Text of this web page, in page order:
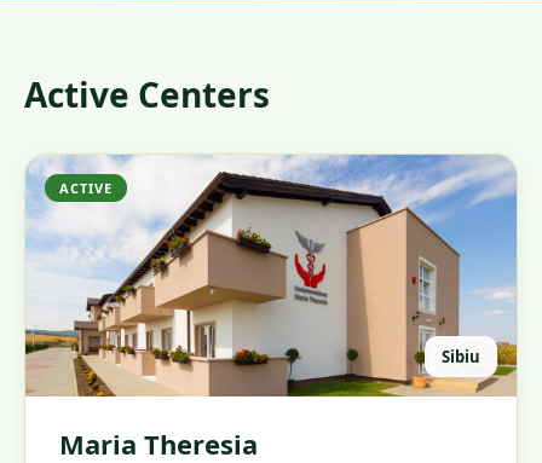
Active Centers
ACTIVE
Sibiu
Maria Theresia